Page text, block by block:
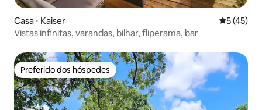
Casa ⋅ Kaiser 5 de uma
5 (45)
Vistas infinitas, varandas, bilhar, fliperama, bar
Preferido dos hóspedes
Preferido dos hóspedes